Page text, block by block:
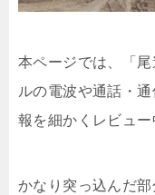
本ページでは、「
ルの電波や通話・
報を細かくレビュー
かなり突っ込んだ